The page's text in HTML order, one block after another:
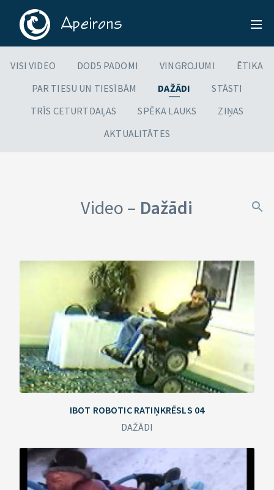
VISI VIDEO DOD5 PADOMI VINGROJUMI
ĒTIKA
PAR TIESU UN TIESĪBĀM
DAŽĀDI
STĀSTI
TRĪS CETURTDAĻAS
SPĒKA LAUKS
ZIŅAS
AKTUALITĀTES
Video – Dažādi
IBOT ROBOTIC RATIŅKRĒSLS 04
DAŽĀDI